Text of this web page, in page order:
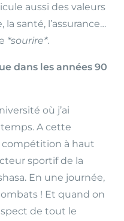
aussi des valeurs
santé, l’assurance…
*sourire*.
dans les années 90
où j’ai
A cette
compétition à haut
sportif de la
En une journée,
! Et quand on
de tout le